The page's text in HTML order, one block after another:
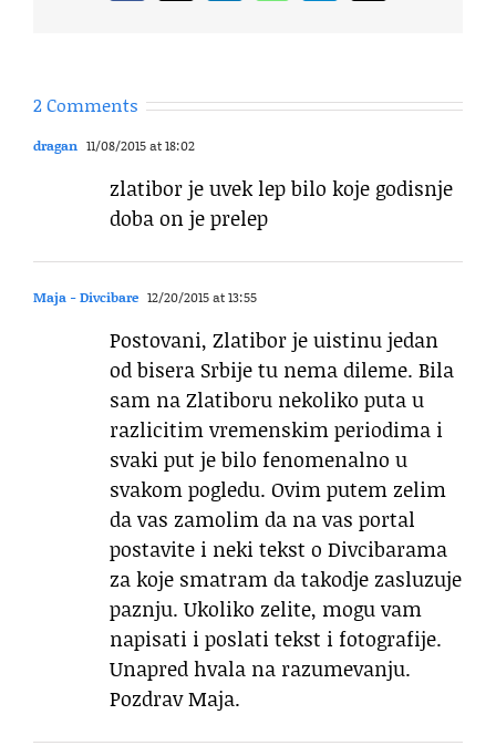
2 Comments
dragan 11/08/2015 at 18:02
zlatibor je uvek lep bilo koje godisnje
doba on je prelep
Maja - Divcibare 12/20/2015 at 13:55
Postovani, Zlatibor je uistinu jedan
od bisera Srbije tu nema dileme. Bila
sam na Zlatiboru nekoliko puta u
razlicitim vremenskim periodima i
svaki put je bilo fenomenalno u
svakom pogledu. Ovim putem zelim
da vas zamolim da na vas portal
postavite i neki tekst o Divcibarama
za koje smatram da takodje zasluzuje
paznju. Ukoliko zelite, mogu vam
napisati i poslati tekst i fotografije.
Unapred hvala na razumevanju.
Pozdrav Maja.